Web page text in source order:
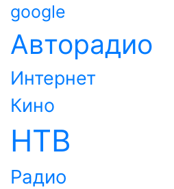
google
Авторадио
Интернет
Кино
НТВ
Радио